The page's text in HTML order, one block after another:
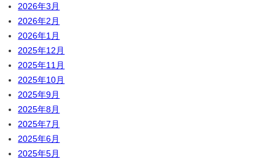
2026年3月
2026年2月
2026年1月
2025年12月
2025年11月
2025年10月
2025年9月
2025年8月
2025年7月
2025年6月
2025年5月